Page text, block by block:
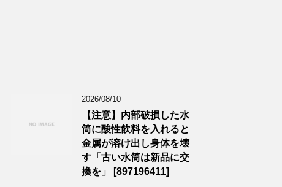
2026/08/10
【注意】内部破損した水
筒に酸性飲料を入れると
金属が溶け出し身体を壊
す「古い水筒は新品に交
換を」 [897196411]